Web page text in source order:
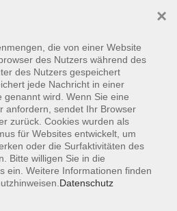
die von einer Website
des Nutzers während des
des Nutzers gespeichert
jede Nachricht in einer
genannt wird. Wenn Sie eine
anfordern, sendet Ihr Browser
zurück. Cookies wurden als
für Websites entwickelt, um
oder die Surfaktivitäten des
Bitte willigen Sie in die
ein. Weitere Informationen finden
Datenschutz
×